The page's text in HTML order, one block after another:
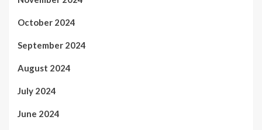
October 2024
September 2024
August 2024
July 2024
June 2024